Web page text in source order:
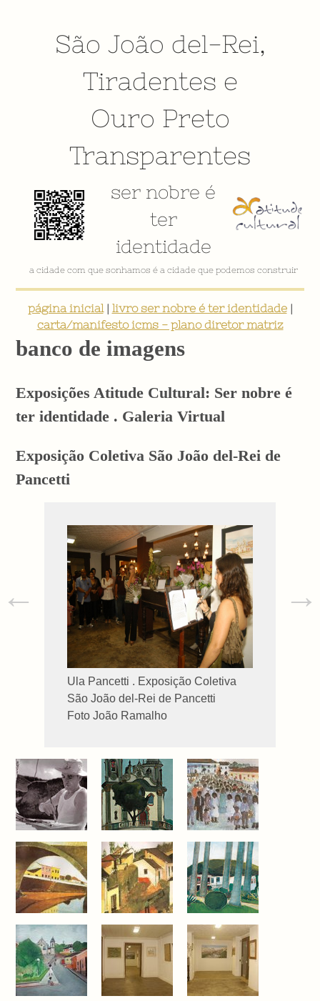
São João del-Rei,
Tiradentes e
Ouro Preto
Transparentes
ser nobre é
ter
identidade
VÍDEO INSTITUCIONAL
página inicial| livro ser nobre é ter identidade|
carta/manifesto icms - plano diretor matriz
banco de imagens
Exposições Atitude Cultural: Ser nobre é
ter identidade . Galeria Virtual
Exposição Coletiva São João del-Rei de
Pancetti
Ula Pancetti . Exposição Coletiva
São João del-Rei de Pancetti
Foto João Ramalho
← →